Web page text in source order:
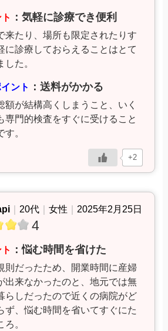
：気軽に診療でき便利
来たり、場所も限定されたりす
に診療しておらえることはとて
た。
ント ：送料がかかる
額が結構高くしまうこと、いく
専門的検査をすぐに受けること
。
+2
｜ 20代 ｜女性 ｜ 2025年2月25日
4
：悩む時間を省けた
則だったため、開業時間に産婦
出来なかったのと、地元では無
らしだったので近くの病院がど
ず、悩む時間を省いてすぐにた
。